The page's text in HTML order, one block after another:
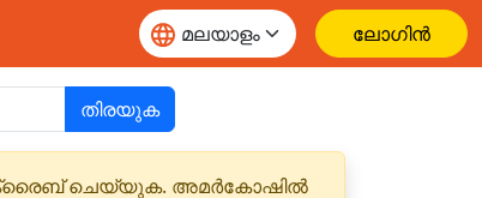
ലോഗിൻ
തിരയുക
ചെയ്യുക. അമർകോഷിൽ